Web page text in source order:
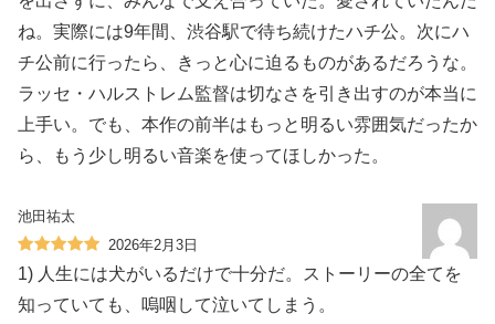
ね。実際には9年間、渋谷駅で待ち続けたハチ公。次にハ
チ公前に行ったら、きっと心に迫るものがあるだろうな。
ラッセ・ハルストレム監督は切なさを引き出すのが本当に
上手い。でも、本作の前半はもっと明るい雰囲気だったか
ら、もう少し明るい音楽を使ってほしかった。
池田祐太
2026年2月3日
1) 人生には犬がいるだけで十分だ。ストーリーの全てを
知っていても、嗚咽して泣いてしまう。